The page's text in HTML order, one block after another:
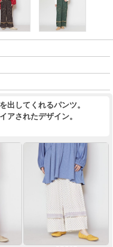
出してくれるパンツ。
アされたデザイン。